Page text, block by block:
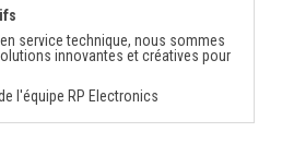
service technique, nous sommes
innovantes et créatives pour
l'équipe RP Electronics